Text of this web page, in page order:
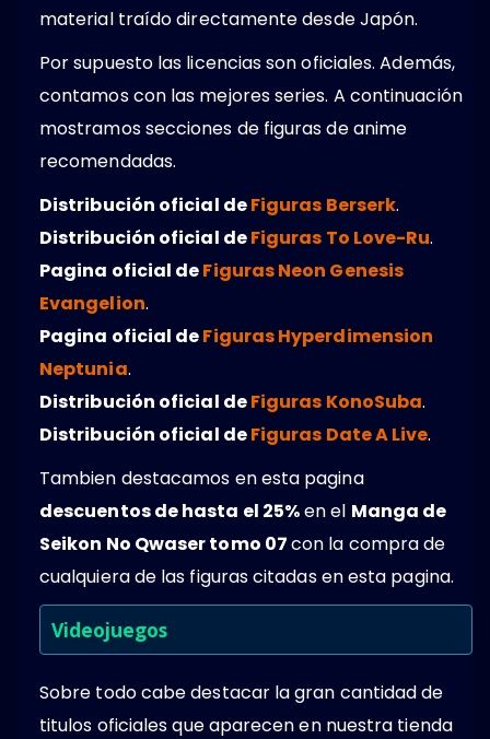
material traído directamente desde Japón.
Por supuesto las licencias son oficiales. Además,
contamos con las mejores series. A continuación
mostramos secciones de figuras de anime
recomendadas.
Distribución oficial deFiguras Berserk.
Distribución oficial deFiguras To Love-Ru.
Pagina oficial deFiguras Neon Genesis
Evangelion.
Pagina oficial deFiguras Hyperdimension
Neptunia.
Distribución oficial deFiguras KonoSuba.
Distribución oficial deFiguras Date A Live.
Tambien destacamos en esta pagina
descuentos de hasta el 25%en el Manga de
Seikon No Qwaser tomo 07con la compra de
cualquiera de las figuras citadas en esta pagina.
Videojuegos
Sobre todo cabe destacar la gran cantidad de
titulos oficiales que aparecen en nuestra tienda